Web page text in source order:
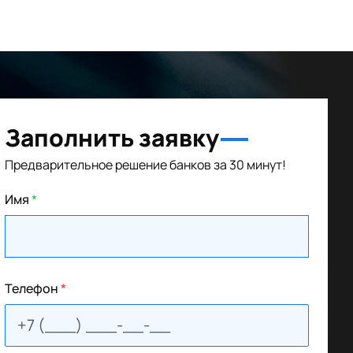
Заполнить заявку
Предварительное решение банков за 30 минут!
Имя*
Телефон*